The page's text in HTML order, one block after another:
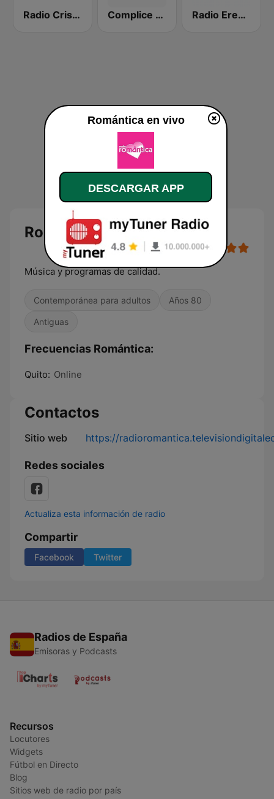
Radio Cristal Complice FM Radio Eres 93.3 FM
Romántica
Música y programas de calidad.
Contemporánea para adultos Años 80
Antiguas
Frecuencias Romántica:
Quito: Online
Contactos
Sitio web https://
Redes sociales
Actualiza esta información de radio
Compartir
Facebook Twitter
Radios de España
Emisoras y Podcasts
Recursos
Locutores
Widgets
Fútbol en Directo
Blog
Sitios web de radio por país
Romántica en vivo
DESCARGAR APP